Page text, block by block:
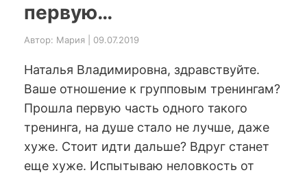
первую…
Автор: Мария | 09.07.2019
Наталья Владимировна, здравствуйте.
Ваше отношение к групповым тренингам?
Прошла первую часть одного такого
тренинга, на душе стало не лучше, даже
хуже. Стоит идти дальше? Вдруг станет
еще хуже. Испытываю неловкость от